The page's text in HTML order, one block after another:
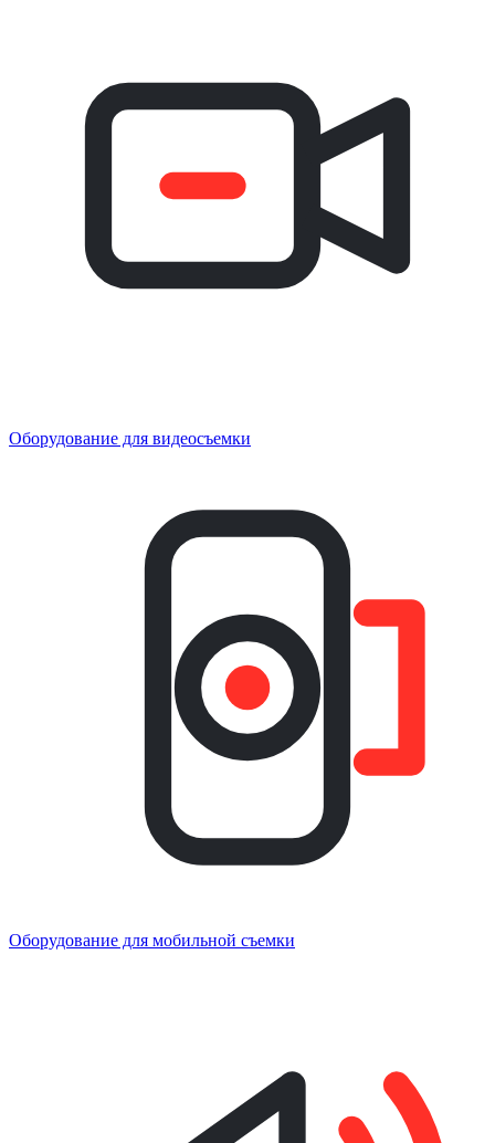
Оборудование для видеосъемки
Оборудование для мобильной съемки